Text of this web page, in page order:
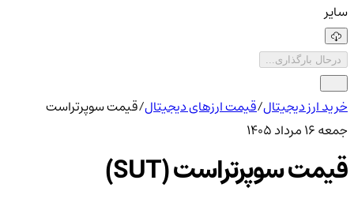
سایر
درحال بارگذاری...
خرید ارز دیجیتال/قیمت ارزهای دیجیتال/قیمت سوپرتراست
جمعه ۱۶ مرداد ۱۴۰۵
قیمت سوپرتراست (SUT)